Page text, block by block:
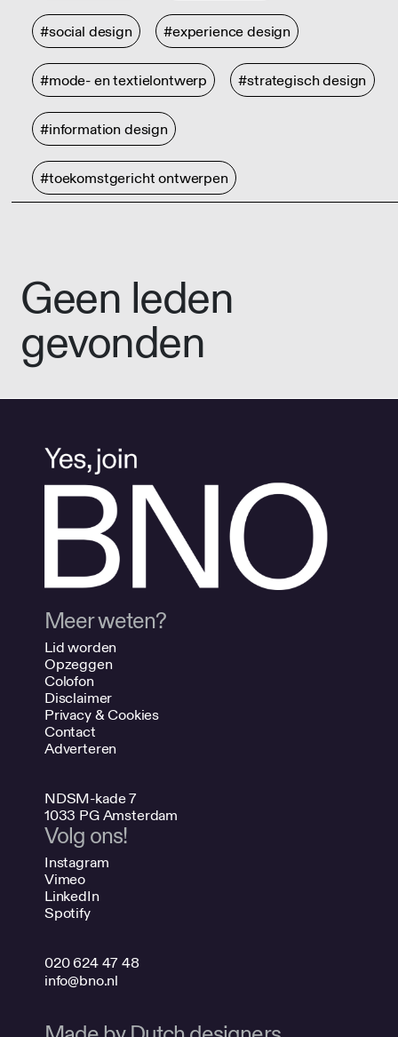
#social design #experience design
#mode- en textielontwerp #strategisch design
#information design
#toekomstgericht ontwerpen
Geen leden
gevonden
Meer weten?
Lid worden
Opzeggen
Colofon
Disclaimer
Privacy & Cookies
Contact
Adverteren
NDSM-kade 7
1033 PG Amsterdam
Volg ons!
Instagram
Vimeo
LinkedIn
Spotify
020 624 47 48
info@bno.nl